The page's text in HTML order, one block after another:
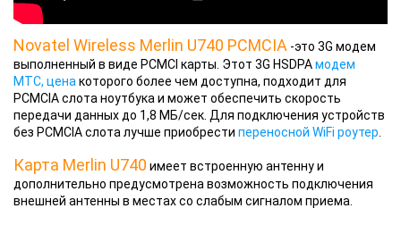
Novatel Wireless Merlin U740 PCMCIA -это 3G модем
выполненный в виде PCMCI карты. Этот 3G HSDPAмодем
МТС, цена которого более чем доступна, подходит для
PCMCIA слота ноутбука и может обеспечить скорость
передачи данных до 1,8 МБ/сек. Для подключения устройств
без PCMCIA слота лучше приобрести переносной WiFi роутер
Карта Merlin U740 имеет встроенную антенну и
дополнительно предусмотрена возможность подключения
внешней антенны в местах со слабым сигналом приема.